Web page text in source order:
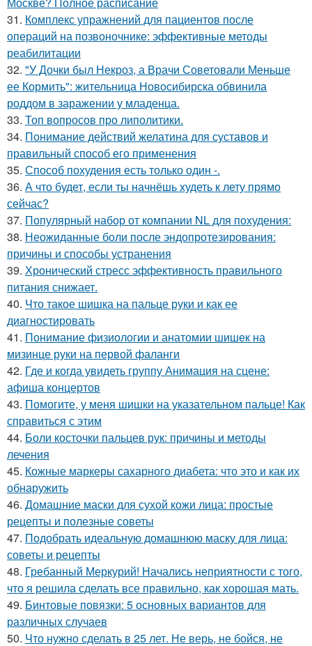
31. Комплекс упражнений для пациентов после
операций на позвоночнике: эффективные методы
реабилитации
32. "У Дочки был Некроз, а Врачи Советовали Меньше
ее Кормить": жительница Новосибирска обвинила
роддом в заражении у младенца.
33. Топ вопросов про липолитики.
34. Понимание действий желатина для суставов и
правильный способ его применения
35. Способ похудения есть только один -.
36. А что будет, если ты начнёшь худеть к лету прямо
сейчас?
37. Популярный набор от компании NL для похудения:
38. Неожиданные боли после эндопротезирования:
причины и способы устранения
39. Хронический стресс эффективность правильного
питания снижает.
40. Что такое шишка на пальце руки и как ее
диагностировать
41. Понимание физиологии и анатомии шишек на
мизинце руки на первой фаланги
42. Где и когда увидеть группу Анимация на сцене:
афиша концертов
43. Помогите, у меня шишки на указательном пальце! Как
справиться с этим
44. Боли косточки пальцев рук: причины и методы
лечения
45. Кожные маркеры сахарного диабета: что это и как их
обнаружить
46. Домашние маски для сухой кожи лица: простые
рецепты и полезные советы
47. Подобрать идеальную домашнюю маску для лица:
советы и рецепты
48. Гребанный Меркурий! Начались неприятности с того,
что я решила сделать все правильно, как хорошая мать.
49. Бинтовые повязки: 5 основных вариантов для
различных случаев
50. Что нужно сделать в 25 лет. Не верь, не бойся, не